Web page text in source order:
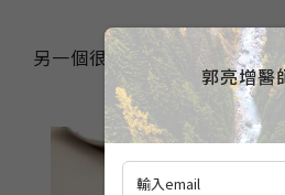
另一個很好的例子就是洪瑞珍
郭亮增醫